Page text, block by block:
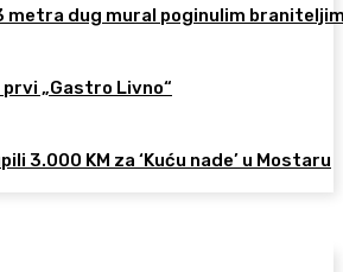
metra dug mural poginulim
„Gastro Livno“
3.000 KM za ‘Kuću nade’ u Mostaru